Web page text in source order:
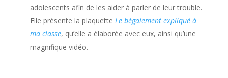
adolescents afin de les aider à parler de leur trouble.
Elle présente la plaquette Le bégaiement expliqué à
ma classe, qu’elle a élaborée avec eux, ainsi qu’une
magnifique vidéo.